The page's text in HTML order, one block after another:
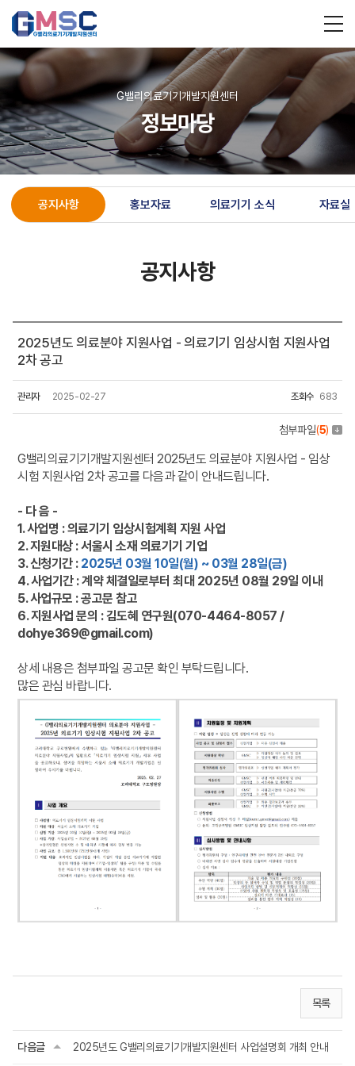
G밸리의료기기개발지원센터
정보마당
공지사항 홍보자료 의료기기 소식 자료실
공지사항
2025년도 의료분야 지원사업 - 의료기기 임상시험 지원사업
2차 공고
관리자 2025-02-27 조회수 683
첨부파일(5)
G밸리의료기기개발지원센터 2025년도 의료분야 지원사업 - 임상
시험 지원사업 2차 공고를 다음과 같이 안내드립니다.
- 다 음 -
1. 사업명 : 의료기기 임상시험계획 지원 사업
2. 지원대상 : 서울시 소재 의료기기 기업
3. 신청기간 : 2025년 03월 10일(월) ~ 03월 28일(금)
4. 사업기간 : 계약 체결일로부터 최대 2025년 08월 29일 이내
5. 사업규모 : 공고문 참고
6. 지원사업 문의 : 김도혜 연구원(070-4464-8057 /
dohye369@gmail.com)
상세 내용은 첨부파일 공고문 확인 부탁드립니다.
많은 관심 바랍니다.
목록
다음글 2025년도 G밸리의료기기개발지원센터 사업설명회 개최 안내